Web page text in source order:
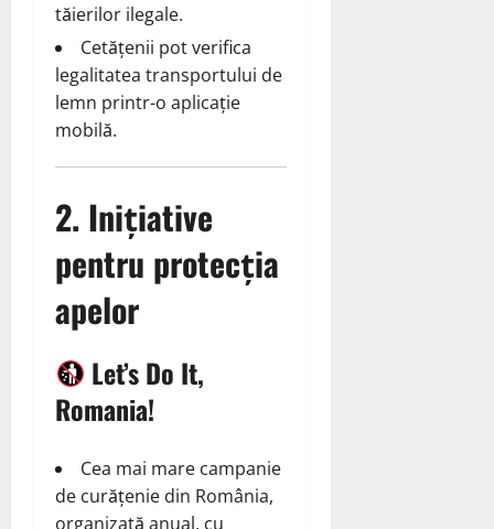
tăierilor ilegale.
Cetățenii pot verifica
legalitatea transportului de
lemn printr-o aplicație
mobilă.
2. Inițiative
pentru protecția
apelor
Let’s Do It,
Romania!
Cea mai mare campanie
de curățenie din România,
organizată anual, cu